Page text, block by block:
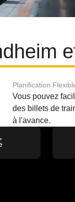
Planification
Vous pouvez
des billets de
à l'avance.